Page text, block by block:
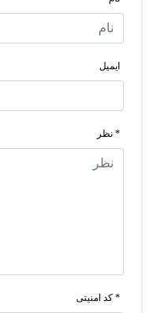
ایمیل
* نظر
* کد امنیتی